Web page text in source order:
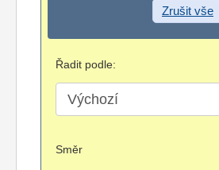
Zrušit vše
Řadit podle:
Směr